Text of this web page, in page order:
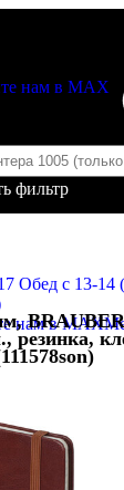
фильтр
пуста
Обед с 13-14
резинка,